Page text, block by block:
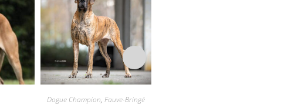
Dogue Champion,Fauve-Bringé